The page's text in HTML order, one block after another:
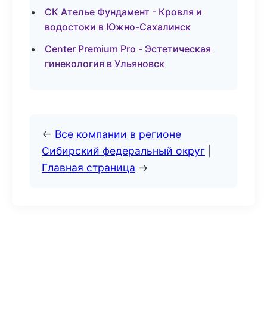
СК Ателье Фундамент - Кровля и
водостоки в Южно-Сахалинск
Center Premium Pro - Эстетическая
гинекология в Ульяновск
← Все компании в регионе
Сибирский федеральный округ
Главная страница →